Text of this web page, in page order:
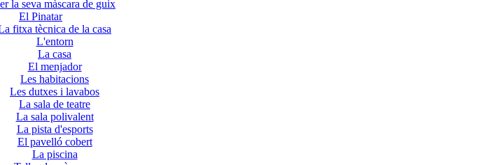
la seva màscara de guix
El Pinatar
fitxa tècnica de la casa
L'entorn
La casa
El menjador
Les habitacions
Les dutxes i lavabos
La sala de teatre
La sala polivalent
La pista d'esports
El pavelló cobert
La piscina